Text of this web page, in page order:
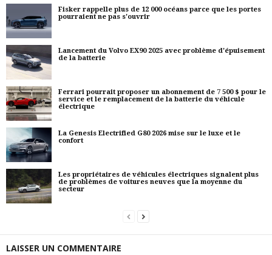
Fisker rappelle plus de 12 000 océans parce que les portes
pourraient ne pas s'ouvrir
Lancement du Volvo EX90 2025 avec problème d'épuisement
de la batterie
Ferrari pourrait proposer un abonnement de 7 500 $ pour le
service et le remplacement de la batterie du véhicule
électrique
La Genesis Electrified G80 2026 mise sur le luxe et le
confort
Les propriétaires de véhicules électriques signalent plus
de problèmes de voitures neuves que la moyenne du
secteur
LAISSER UN COMMENTAIRE